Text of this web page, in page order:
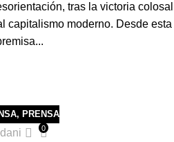
tras la victoria colosal
capitalismo moderno. Desde esta
, PRENSA
dani 0